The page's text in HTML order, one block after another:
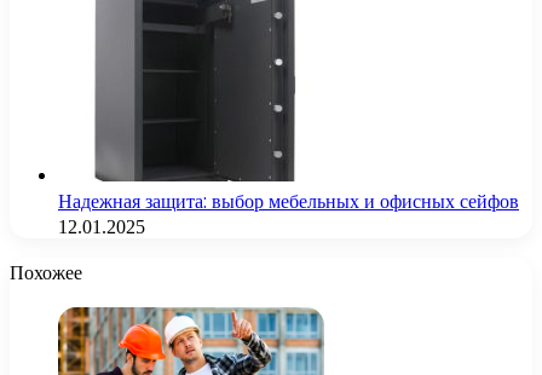
Надежная защита: выбор мебельных и офисных сейфов
12.01.2025
Похожее